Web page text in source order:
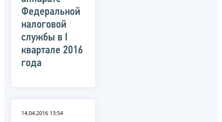
Федеральной
налоговой
службы в I
квартале 2016
года
14.04.2016 13:54